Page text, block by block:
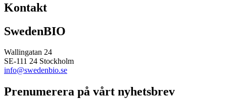
Kontakt
SwedenBIO
Wallingatan 24
SE-111 24 Stockholm
info@swedenbio.se
Prenumerera på vårt nyhetsbrev